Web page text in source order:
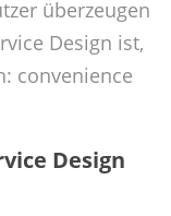
überzeugen
Design ist,
convenience
Design